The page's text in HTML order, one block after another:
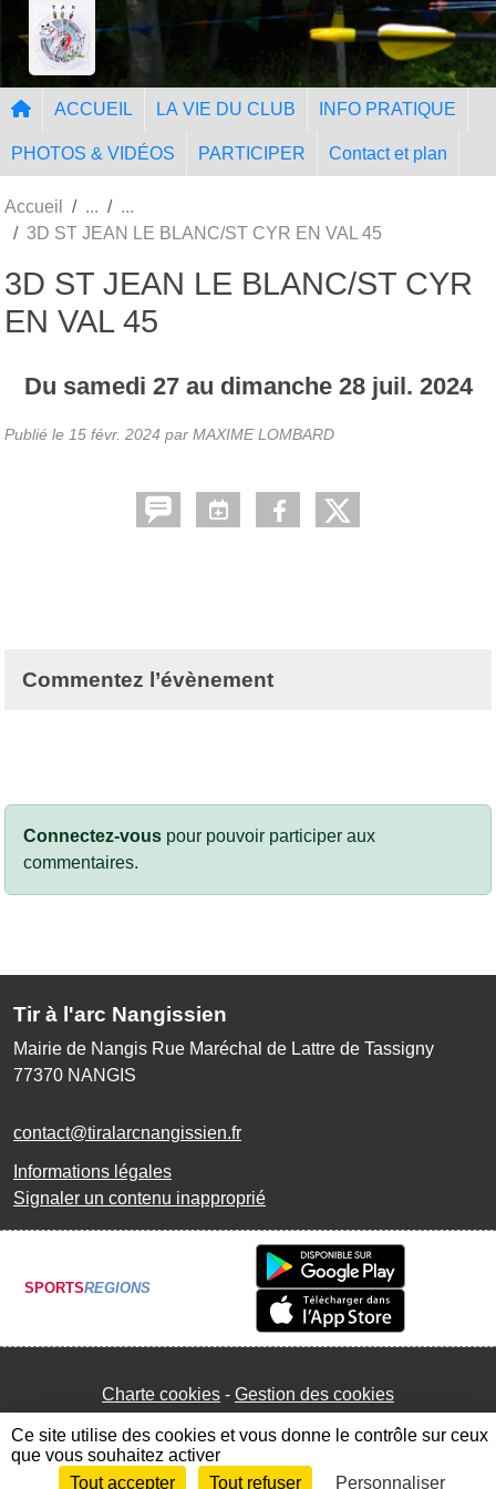
Tir à l'Arc Nangissien
ACCUEIL LA VIE DU CLUB INFO PRATIQUE
PHOTOS & VIDÉOS PARTICIPER Contact et plan
Accueil
3D ST JEAN LE BLANC/ST CYR EN VAL 45
3D ST JEAN LE BLANC/ST CYR
EN VAL 45
Du samedi 27au dimanche 28 juil. 2024
Publié le 15 févr. 2024 par MAXIME LOMBARD
Commentez l’évènement
Connectez-vous pour pouvoir participer aux
commentaires.
Tir à l'arc Nangissien
Mairie de Nangis Rue Maréchal de Lattre de Tassigny
77370 NANGIS
contact@tiralarcnangissien.fr
Informations légales
Signaler un contenu inapproprié
SPORTSREGIONS
Charte cookies Gestion des cookies
Envie de participer ? Connexion
Panneau de gestion des cookies
Ce site utilise des cookies et vous donne le contrôle sur ceux
que vous souhaitez activer
Tout accepter
Tout refuser Personnaliser